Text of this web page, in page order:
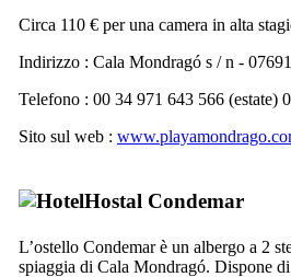
Circa 110 € per una camera in alta
Indirizzo : Cala Mondragó s / n -
Telefono : 00 34 971 643 566 (estate)
Sito sul web :
Hostal Condemar
L’ostello Condemarè un albergo a 2
spiaggia di Cala Mondragó. Dispone